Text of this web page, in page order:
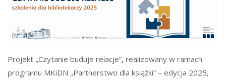
Projekt „Czytanie buduje relacje”, realizowany w ramach
programu MKiDN „Partnerstwo dla książki” – edycja 2025,